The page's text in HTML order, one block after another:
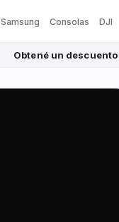
Samsung Consolas DJI
Obtené un descuento